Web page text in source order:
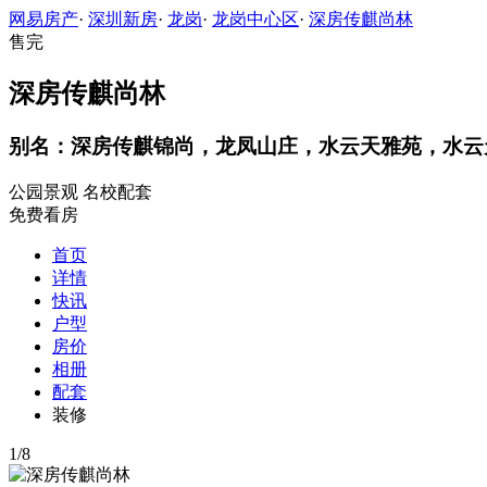
网易房产· 深圳新房· 龙岗· 龙岗中心区· 深房传麒尚林
售完
深房传麒尚林
别名：深房传麒锦尚，龙凤山庄，水云天雅苑，水
公园景观 名校配套
免费看房
首页
详情
快讯
户型
房价
相册
配套
装修
1/8